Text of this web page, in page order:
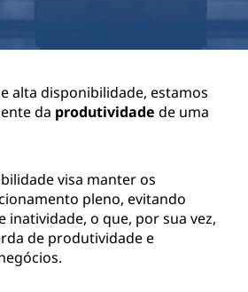
alta disponibilidade, estamos
da produtividade de uma
visa manter os
pleno, evitando
inatividade, o que, por sua vez,
de produtividade e